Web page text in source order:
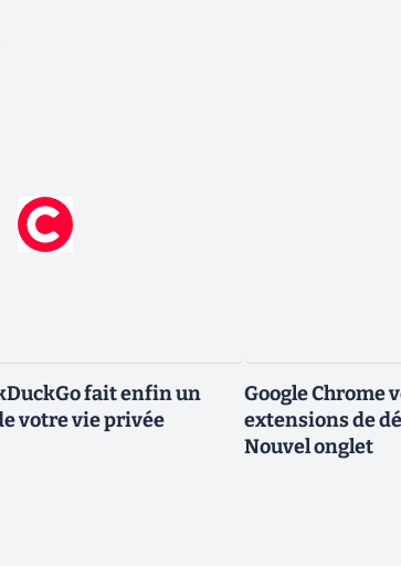
fait enfin un
votre vie privée
Google Chrome
extensions de
Nouvel onglet